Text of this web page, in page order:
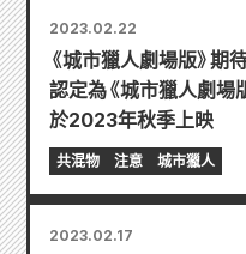
2023.02.22
《城市獵人劇場版》期
認定為《城市獵人劇場
於2023年秋季上映
共混物 注意 城市獵人
2023.02.17